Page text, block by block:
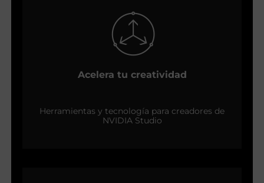
Acelera tu creatividad
Herramientas y tecnología para creadores de
NVIDIA Studio